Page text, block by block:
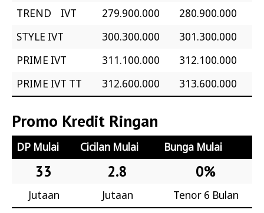
TREND IVT
279.900.000
280.900.000
STYLE IVT
300.300.000
301.300.000
PRIME IVT
311.100.000
312.100.000
PRIME IVT TT
312.600.000 313.600.000
Promo Kredit Ringan
DP Mulai Cicilan Mulai Bunga Mulai
33 2.8 0%
Jutaan Jutaan Tenor 6 Bulan